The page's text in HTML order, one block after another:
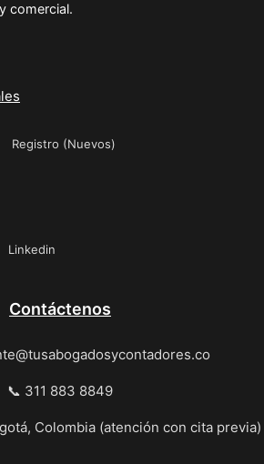
comercial.
Registro (Nuevos)
Linkedin
Contáctenos
📞 311 883 8849
Colombia (atención con cita previa)